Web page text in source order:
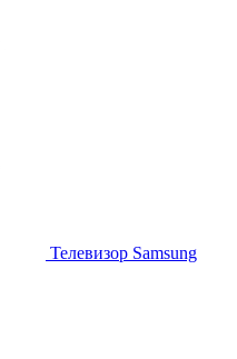
Телевизор Samsung